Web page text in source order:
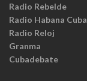
Radio Rebelde
Radio Habana Cuba
Radio Reloj
Granma
Cubadebate